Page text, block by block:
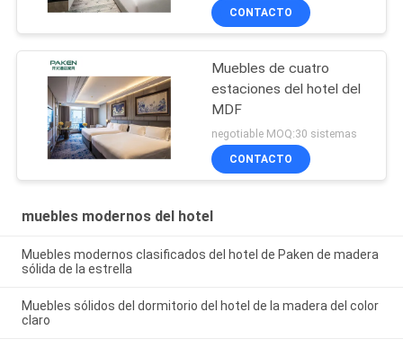
CONTACTO
Muebles de cuatro
estaciones del hotel del
MDF
negotiable MOQ:30 sistemas
CONTACTO
muebles modernos del hotel
Muebles modernos clasificados del hotel de Paken de madera
sólida de la estrella
Muebles sólidos del dormitorio del hotel de la madera del color
claro